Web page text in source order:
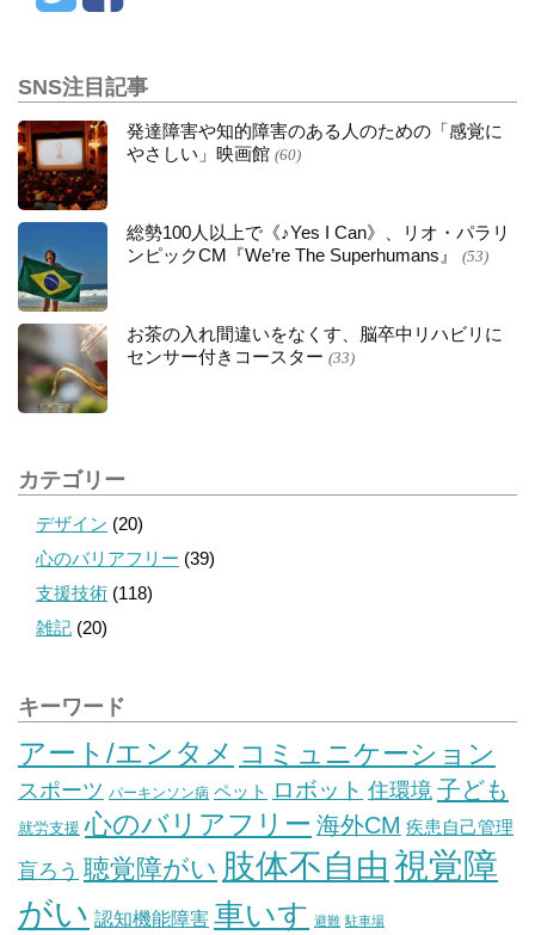
SNS注目記事
発達障害や知的障害のある人のための「感覚に
やさしい」映画館 (60)
総勢100人以上で《♪Yes I Can》、リオ・パラリ
ンピックCM『We’re The Superhumans』
(53)
お茶の入れ間違いをなくす、脳卒中リハビリに
センサー付きコースター (33)
カテゴリー
デザイン (20)
心のバリアフリー (39)
支援技術 (118)
雑記 (20)
キーワード
アート/エンタメ コミュニケーション
スポーツ パーキンソン病 ペット ロボット 住環境 子ども
就労支援 心のバリアフリー 海外CM 疾患自己管理
盲ろう 聴覚障がい 肢体不自由視覚障
がい 認知機能障害 車いす 避難 駐車場